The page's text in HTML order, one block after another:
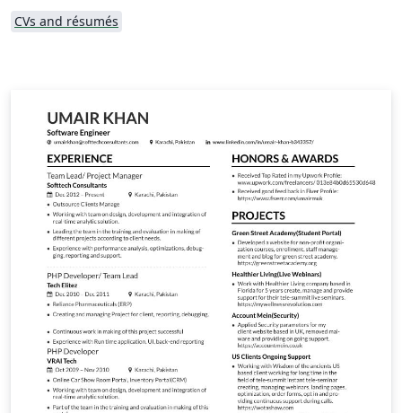
CVs and résumés